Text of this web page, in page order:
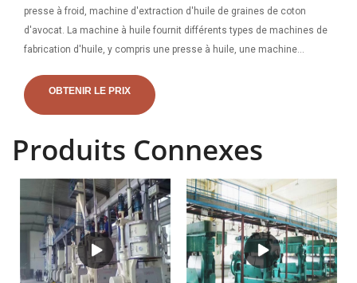
presse à froid, machine d'extraction d'huile de graines de coton
d'avocat. La machine à huile fournit différents types de machines de
fabrication d'huile, y compris une presse à huile, une machine
huile froide à double vis est une structure à double vis, avec une
grande pression, un alésage lisse pas facile
OBTENIR LE PRIX
Produits Connexes